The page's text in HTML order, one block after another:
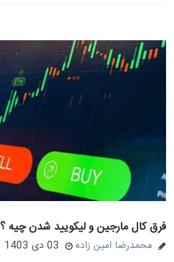
فرق کال مارجین و لیکویید شدن چیه ؟
محمدرضا امین زاده 03 دی 1403